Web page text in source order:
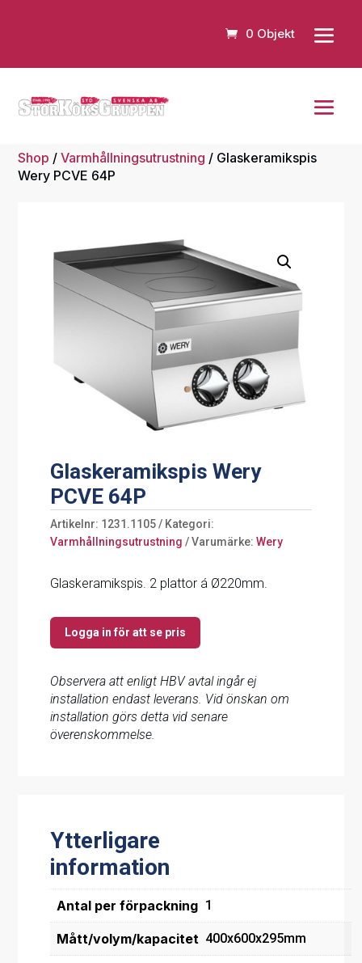
0 Objekt
Shop /Varmhållningsutrustning / Glaskeramikspis
Wery PCVE 64P
Glaskeramikspis Wery
PCVE 64P
Artikelnr: 1231.1105
Kategori:
Varmhållningsutrustning
Varumärke:Wery
Glaskeramikspis. 2 plattor á Ø220mm.
Logga in för att se pris
Observera att enligt HBV avtal ingår ej
installation endast leverans. Vid önskan om
installation görs detta vid senare
överenskommelse.
Ytterligare
information
Antal per förpackning 1
Mått/volym/kapacitet 400x600x295mm